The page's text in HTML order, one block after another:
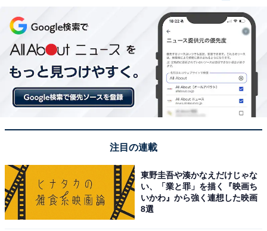
約5,000冊の書籍が並ぶプレミアムラウンジスペー
スや、地元の旬の食材を活かした美味しい御膳・定
食が味わえるお食事処「DINING楓」など、お風呂
上がりものんびり贅沢に過ごせる設備が充実してい
ます。
注目の連載
東野圭吾や湊かなえだけじゃな
い、「業と罪」を描く『映画ち
いかわ』から強く連想した映画
8選